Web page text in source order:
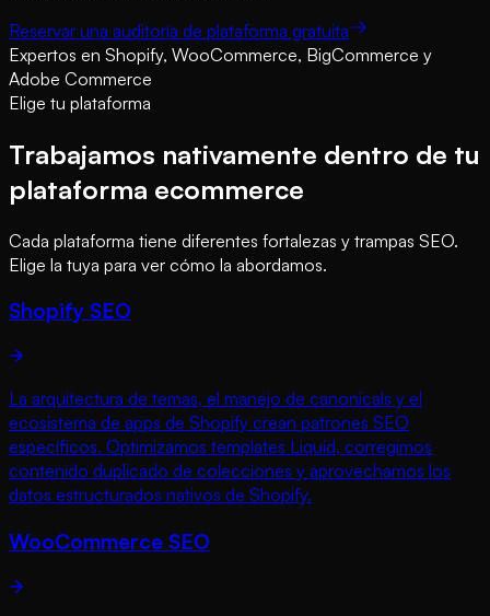
Reservar una auditoría de plataforma gratuita
Expertos en Shopify, WooCommerce, BigCommerce y
Adobe Commerce
Elige tu plataforma
Trabajamos nativamente dentro de tu
plataforma ecommerce
Cada plataforma tiene diferentes fortalezas y trampas SEO.
Elige la tuya para ver cómo la abordamos.
Shopify SEO
La arquitectura de temas, el manejo de canonicals y el
ecosistema de apps de Shopify crean patrones SEO
específicos. Optimizamos templates Liquid, corregimos
contenido duplicado de colecciones y aprovechamos los
datos estructurados nativos de Shopify.
WooCommerce SEO